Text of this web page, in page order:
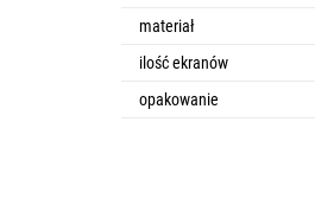
materiał
ilość ekranów
opakowanie